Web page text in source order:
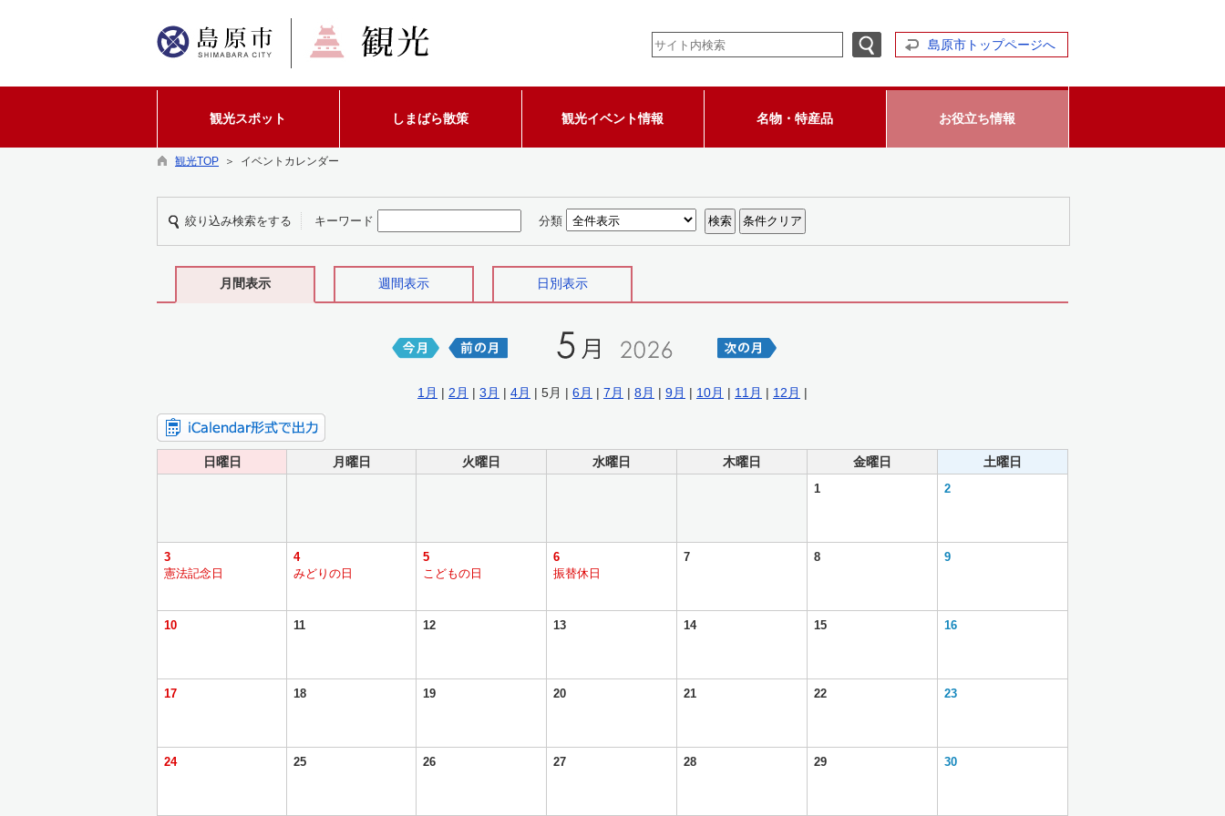
島原市トップページへ
観光スポット しまばら散策 観光イベント情報 名物・特産品 お役立ち情報
観光TOP ＞ イベントカレンダー
絞り込み検索をする キーワード 分類
月間表示 週間表示 日別表示
1月 | 2月 | 3月 | 4月 | 5月 | 6月 | 7月 | 8月 | 9月 | 10月 | 11月 | 12月 |
日曜日 月曜日 火曜日 水曜日 木曜日 金曜日 土曜日
1 2
3
憲法記念日
4
みどりの日
5
こどもの日
6
振替休日
7 8 9
10 11 12 13 14 15 16
17 18 19 20 21 22 23
24 25 26 27 28 29 30